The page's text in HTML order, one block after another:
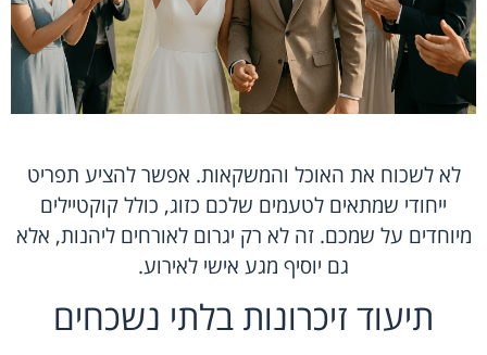
לא לשכוח את האוכל והמשקאות. אפשר להציע תפריט
ייחודי שמתאים לטעמים שלכם כזוג, כולל קוקטיילים
מיוחדים על שמכם. זה לא רק יגרום לאורחים ליהנות, אלא
גם יוסיף מגע אישי לאירוע.
תיעוד זיכרונות בלתי נשכחים